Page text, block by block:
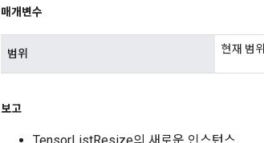
매개변수
범위 현재 범위
보고